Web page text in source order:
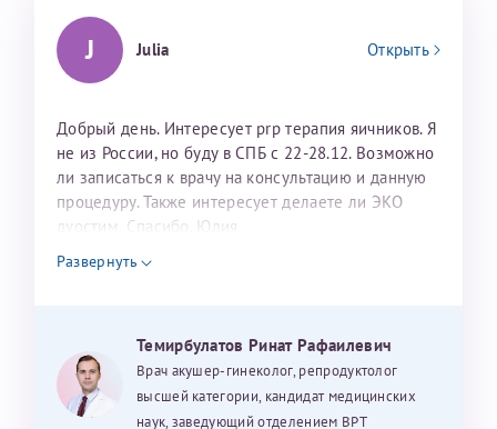
J Julia Открыть
Добрый день. Интересует prp терапия яичников. Я
не из России, но буду в СПБ с 22-28.12. Возможно
ли записаться к врачу на консультацию и данную
процедуру. Также интересует делаете ли ЭКО
дуостим. Спасибо. Юлия
Развернуть
Темирбулатов Ринат Рафаилевич
Врач акушер-гинеколог, репродуктолог
высшей категории, кандидат медицинских
наук, заведующий отделением ВРТ